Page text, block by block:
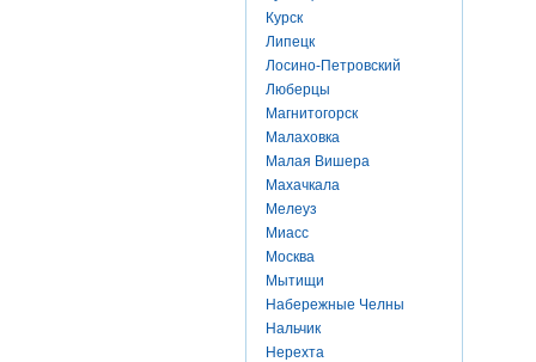
Курск
Липецк
Лосино-Петровский
Люберцы
Магнитогорск
Малаховка
Малая Вишера
Махачкала
Мелеуз
Миасс
Москва
Мытищи
Набережные Челны
Нальчик
Нерехта